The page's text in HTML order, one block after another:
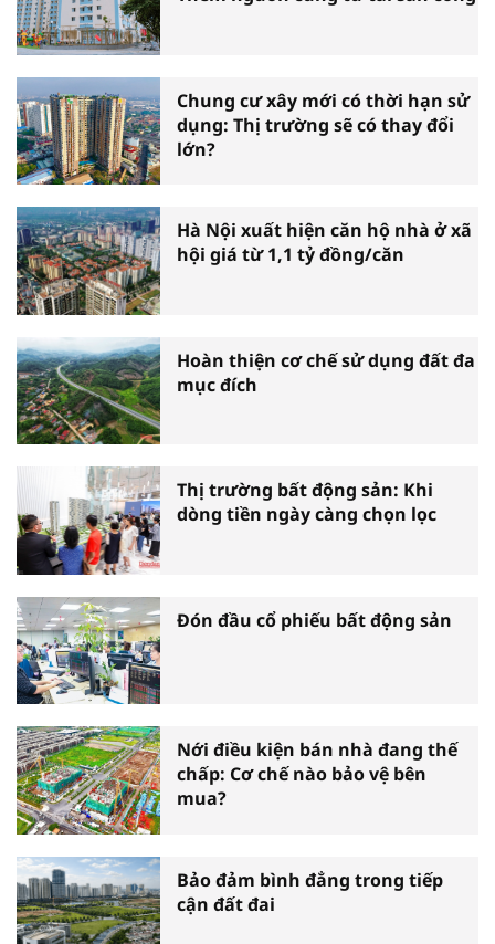
Chung cư xây mới có thời hạn sử
dụng: Thị trường sẽ có thay đổi
lớn?
Hà Nội xuất hiện căn hộ nhà ở xã
hội giá từ 1,1 tỷ đồng/căn
Hoàn thiện cơ chế sử dụng đất đa
mục đích
Thị trường bất động sản: Khi
dòng tiền ngày càng chọn lọc
Đón đầu cổ phiếu bất động sản
Nới điều kiện bán nhà đang thế
chấp: Cơ chế nào bảo vệ bên
mua?
Bảo đảm bình đẳng trong tiếp
cận đất đai